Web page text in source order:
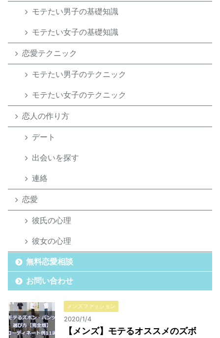
モテたい男子の基礎知識
モテたい女子の基礎知識
恋愛テクニック
モテたい男子のテクニック
モテたい女子のテクニック
恋人の作り方
デート
出会いを探す
連絡
恋愛
彼氏の心理
彼女の心理
無料恋愛相談
お問い合わせ
メンズファッション
2020/1/4
【メンズ】モテるオススメのズボ